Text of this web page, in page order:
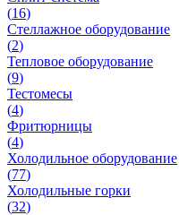
(16)
Стеллажное оборудование
(2)
Тепловое оборудование
(9)
Тестомесы
(4)
Фритюрницы
(4)
Холодильное оборудование
(77)
Холодильные горки
(32)